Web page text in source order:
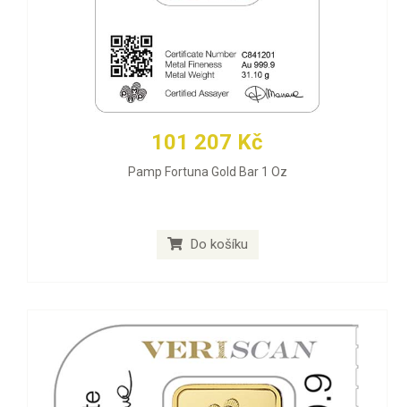
101 207 Kč
Pamp Fortuna Gold Bar 1 Oz
Do košíku